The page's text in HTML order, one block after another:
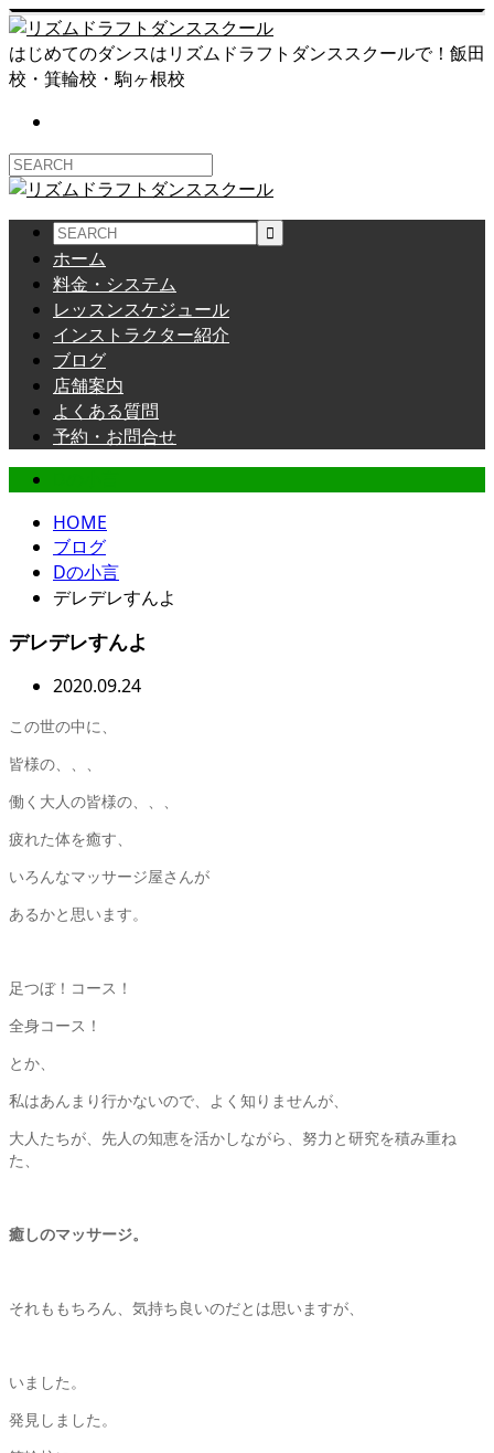
はじめてのダンスはリズムドラフトダンススクールで！飯田
校・箕輪校・駒ヶ根校
ホーム
料金・システム
レッスンスケジュール
インストラクター紹介
ブログ
店舗案内
よくある質問
予約・お問合せ
HOME
ブログ
Dの小言
デレデレすんよ
デレデレすんよ
2020.09.24
この世の中に、
皆様の、、、
働く大人の皆様の、、、
疲れた体を癒す、
いろんなマッサージ屋さんが
あるかと思います。
足つぼ！コース！
全身コース！
とか、
私はあんまり行かないので、よく知りませんが、
大人たちが、先人の知恵を活かしながら、努力と研究を積み重ね
た、
癒しのマッサージ。
それももちろん、気持ち良いのだとは思いますが、
いました。
発見しました。